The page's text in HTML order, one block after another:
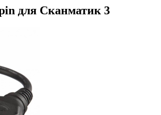
для Сканматик 3